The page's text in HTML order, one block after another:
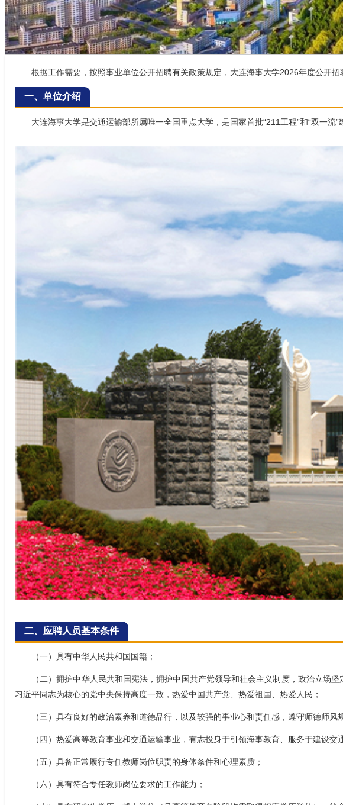
根据工作需要，按照事业单位公开招聘有关政策规定，大连海事大学2026年度公开
一、单位介绍
大连海事大学是交通运输部所属唯一全国重点大学，是国家首批“211工程”和“双一
二、应聘人员基本条件
（一）具有中华人民共和国国籍；
（二）拥护中华人民共和国宪法，拥护中国共产党领导和社会主义制度，政治立场
习近平同志为核心的党中央保持高度一致，热爱中国共产党、热爱祖国、热爱人民；
（三）具有良好的政治素养和道德品行，以及较强的事业心和责任感，遵守师德师风
（四）热爱高等教育事业和交通运输事业，有志投身于引领海事教育、服务于建设交
（五）具备正常履行专任教师岗位职责的身体条件和心理素质；
（六）具有符合专任教师岗位要求的工作能力；